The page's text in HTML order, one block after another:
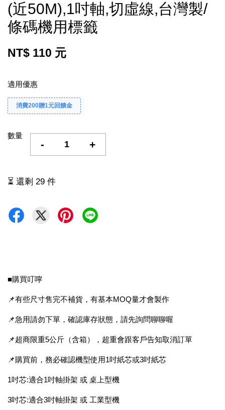
(近50M),1吋軸,切虛線,台灣製/
條碼機用標籤
NT$ 110 元
適用優惠
消費200贈1元回饋金
數量
- +
⏳ 還剩 29 件
■購買叮嚀
📌有些尺寸售完不補貨，有基本MOQ量才會製作
📌急用請勿下單，確認庫存狀態，請先詢問聊聊喔
📌超商限重5公斤（含箱），超重會跟客戶告知取消訂單
📌購買前，務必確認機型使用1吋紙芯或3吋紙芯
1吋芯:適合1吋軸掛架 或 桌上型機
3吋芯:適合3吋軸掛架 或 工業型機